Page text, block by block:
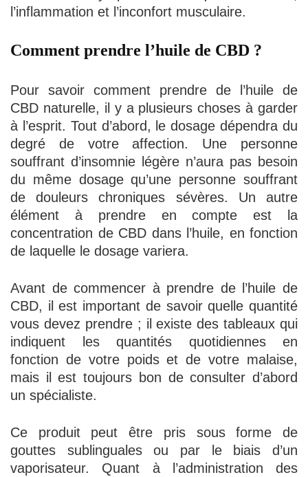
l’inflammation et l’inconfort musculaire.
Comment prendre l’huile de CBD ?
Pour savoir comment prendre de l’huile de
CBD naturelle, il y a plusieurs choses à garder
à l’esprit. Tout d’abord, le dosage dépendra du
degré de votre affection. Une personne
souffrant d’insomnie légère n’aura pas besoin
du même dosage qu’une personne souffrant
de douleurs chroniques sévères. Un autre
élément à prendre en compte est la
concentration de CBD dans l’huile, en fonction
de laquelle le dosage variera.
Avant de commencer à prendre de l’huile de
CBD, il est important de savoir quelle quantité
vous devez prendre ; il existe des tableaux qui
indiquent les quantités quotidiennes en
fonction de votre poids et de votre malaise,
mais il est toujours bon de consulter d’abord
un spécialiste.
Ce produit peut être pris sous forme de
gouttes sublinguales ou par le biais d’un
vaporisateur. Quant à l’administration des